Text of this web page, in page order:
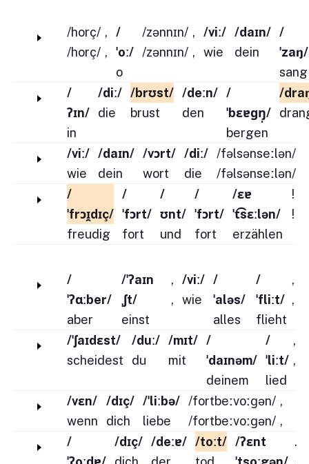
/horç/
/horç/
,
,
/
ˈoː/
o
/zənnɪn/
/zənnɪn/
,
,
/viː/
wie
/daɪn/
dein
/
ˈzaŋ/
sang
/
ʔɪn/
in
/diː/
die
/brʊst/
brust
/deːn/
den
/
ˈbɛɐɡŋ̩/
bergen
/
/viː/
wie
/daɪn/
dein
/vɔrt/
wort
/diː/
die
/fəlsənseːlən/
/fəlsənseːlən/
/
ˈfrɔɪ̯dɪç/
freudig
/
ˈfɔrt/
fort
/
ʊnt/
und
/
ˈfɔrt/
fort
/ɛɐ
ˈt͡sɛːlən/
erzählen
!
!
/
ˈʔɑːber/
aber
/ˈʔaɪn
ˌʃt/
einst
,
,
/viː/
wie
/
ˈaləs/
alles
/
ˈfliːt/
flieht
,
,
/ˈʃaɪdɛst/
scheidest
/duː/
du
/mɪt/
mit
/
ˈdaɪnəm/
deinem
/
ˈliːt/
lied
,
,
/vɛn/
wenn
/dɪç/
dich
/ˈliːbə/
liebe
/fortbeːvoːɡən/
/fortbeːvoːɡən/
,
,
/
/dɪç/ /deːɐ/ /toːt/ /ʔɛnt
.